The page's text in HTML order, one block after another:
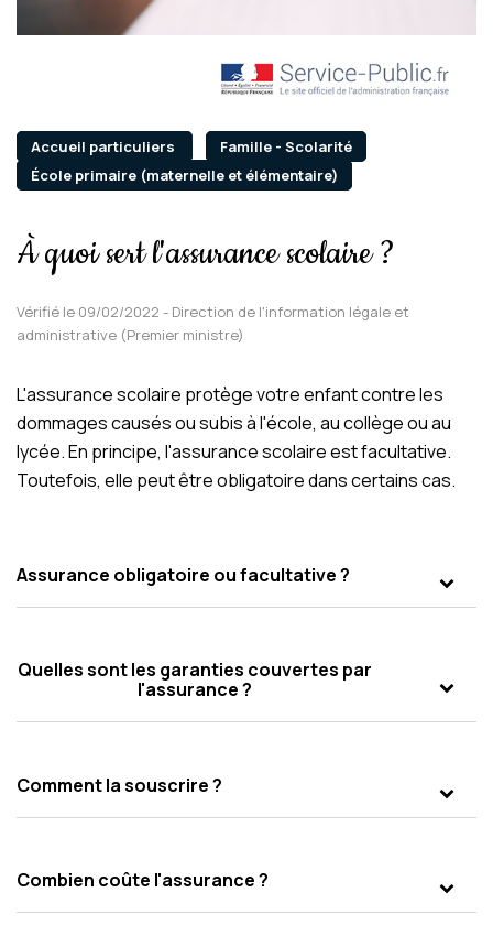
Accueil particuliers
Famille - Scolarité
École primaire (maternelle et élémentaire)
À quoi sert l'assurance scolaire ?
Vérifié le 09/02/2022 - Direction de l'information légale et
administrative (Premier ministre)
L'assurance scolaire protège votre enfant contre les
dommages causés ou subis à l'école, au collège ou au
lycée. En principe, l'assurance scolaire est facultative.
Toutefois, elle peut être obligatoire dans certains cas.
Assurance obligatoire ou facultative ?
Quelles sont les garanties couvertes par
l'assurance ?
Comment la souscrire ?
Combien coûte l'assurance ?